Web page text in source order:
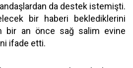
da destek istemişti.
bir haberi beklediklerini
bir an önce sağ salim evine
ifade etti.